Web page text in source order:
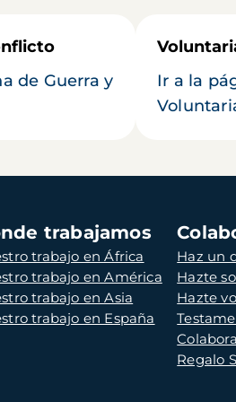
de Guerra y
Ir a la
trabajamos
trabajo en África
trabajo en América
trabajo en Asia
trabajo en España
Haz un
Hazte
Hazte
Regalo